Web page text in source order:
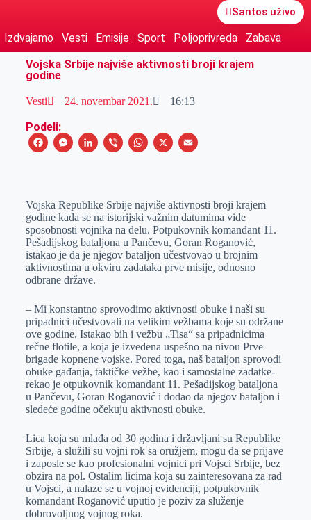
Santos uživo
Izdvajamo Vesti Emisije Sport Poljoprivreda
Zabava
Vojska Srbije najviše aktivnosti broji krajem
godine
Vesti 24. novembar 2021. 16:13
Podeli:
F
e
b
o
o
k
M
s
e
n
g
e
L
k
e
d
I
V
e
r
W
t
s
A
p
X
E
i
l
Vojska Republike Srbije najviše aktivnosti broji krajem
godine kada se na istorijski važnim datumima vide
sposobnosti vojnika na delu. Potpukovnik komandant 11.
Pešadijskog bataljona u Pančevu, Goran Roganović,
istakao je da je njegov bataljon učestvovao u brojnim
aktivnostima u okviru zadataka prve misije, odnosno
odbrane države.
– Mi konstantno sprovodimo aktivnosti obuke i naši su
pripadnici učestvovali na velikim vežbama koje su održane
ove godine. Istakao bih i vežbu „Tisa“ sa pripadnicima
rečne flotile, a koja je izvedena uspešno na nivou Prve
brigade kopnene vojske. Pored toga, naš bataljon sprovodi
obuke gađanja, taktičke vežbe, kao i samostalne zadatke-
rekao je otpukovnik komandant 11. Pešadijskog bataljona
u Pančevu, Goran Roganović i dodao da njegov bataljon i
sledeće godine očekuju aktivnosti obuke.
Lica koja su mlađa od 30 godina i državljani su Republike
Srbije, a služili su vojni rok sa oružjem, mogu da se prijave
i zaposle se kao profesionalni vojnici pri Vojsci Srbije, bez
obzira na pol. Ostalim licima koja su zainteresovana za rad
u Vojsci, a nalaze se u vojnoj evidenciji, potpukovnik
komandant Roganović uputio je poziv za služenje
dobrovoljnog vojnog roka.